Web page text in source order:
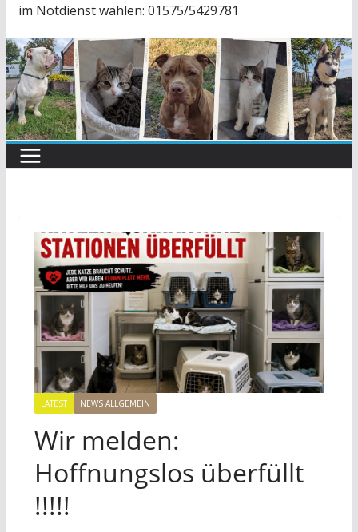
im Notdienst wählen: 01575/5429781
LATEST NEWS ALLGEMEIN
Wir melden:
Hoffnungslos überfüllt
!!!!!